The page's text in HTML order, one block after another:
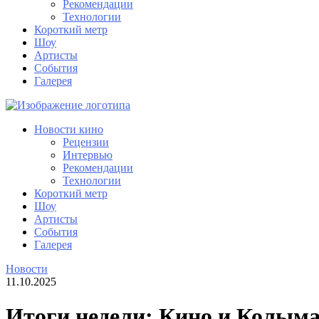
Рекомендации
Технологии
Короткий метр
Шоу
Артисты
События
Галерея
Новости кино
Рецензии
Интервью
Рекомендации
Технологии
Короткий метр
Шоу
Артисты
События
Галерея
Новости
11.10.2025